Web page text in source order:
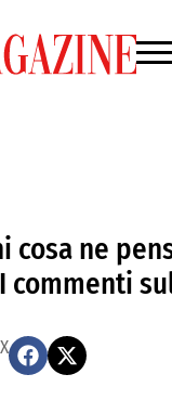
cosa ne
commenti
X